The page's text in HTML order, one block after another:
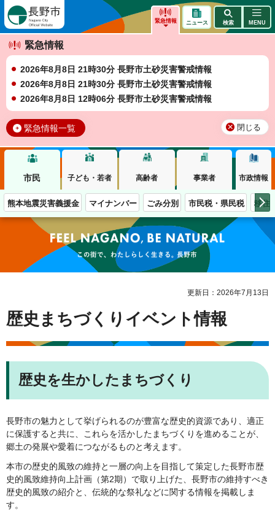
緊急情報
緊急情報
2026年8月8日 21時30分 長野市土砂災害警戒情報
2026年8月8日 21時30分 長野市土砂災害警戒情報
2026年8月8日 12時06分 長野市土砂災害警戒情報
緊急情報一覧 閉じる
ニュース 検索 MENU
市民 子ども・若者 高齢者 事業者 市政情報
熊本地震災害義援金 マイナンバー ごみ分別 市民税・県民税 移住
この街で、わたしらしく生きる。長野市
更新日：2026年7月13日
歴史まちづくりイベント情報
歴史を生かしたまちづくり
長野市の魅力として挙げられるのが豊富な歴史的資源であり、適正
に保護すると共に、これらを活かしたまちづくりを進めることが、
郷土の発展や愛着につながるものと考えます。
本市の歴史的風致の維持と一層の向上を目指して策定した長野市歴
史的風致維持向上計画（第2期）で取り上げた、長野市の維持すべき
歴史的風致の紹介と、伝統的な祭礼などに関する情報を掲載しま
す。